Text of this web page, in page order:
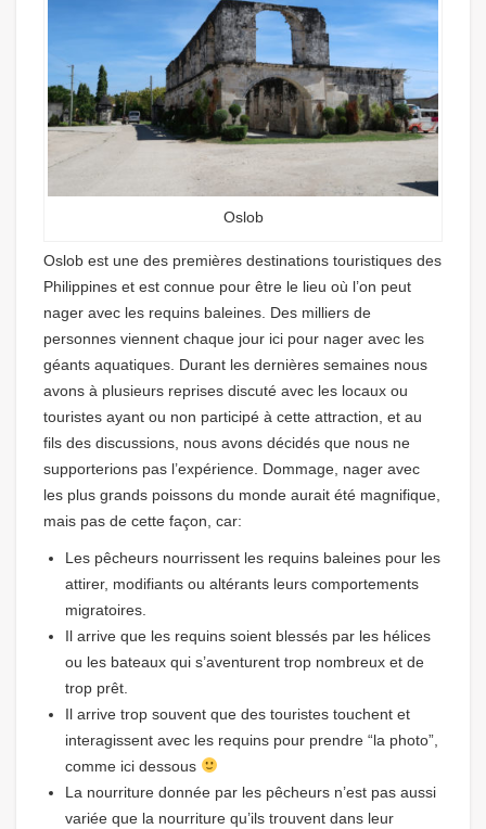
Oslob
Oslob est une des premières destinations touristiques des
Philippines et est connue pour être le lieu où l’on peut
nager avec les requins baleines. Des milliers de
personnes viennent chaque jour ici pour nager avec les
géants aquatiques. Durant les dernières semaines nous
avons à plusieurs reprises discuté avec les locaux ou
touristes ayant ou non participé à cette attraction, et au
fils des discussions, nous avons décidés que nous ne
supporterions pas l’expérience. Dommage, nager avec
les plus grands poissons du monde aurait été magnifique,
mais pas de cette façon, car:
Les pêcheurs nourrissent les requins baleines pour les
attirer, modifiants ou altérants leurs comportements
migratoires.
Il arrive que les requins soient blessés par les hélices
ou les bateaux qui s’aventurent trop nombreux et de
trop prêt.
Il arrive trop souvent que des touristes touchent et
interagissent avec les requins pour prendre “la photo”,
comme ici dessous
La nourriture donnée par les pêcheurs n’est pas aussi
variée que la nourriture qu’ils trouvent dans leur